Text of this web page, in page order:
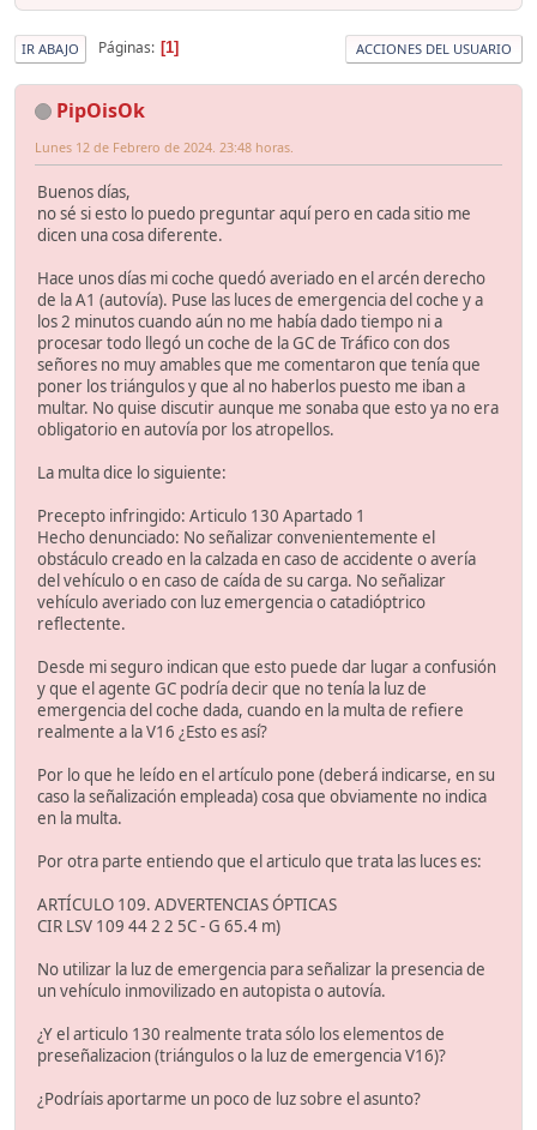
IR ABAJO Páginas 1 ACCIONES DEL USUARIO
PipOisOk
Lunes 12 de Febrero de 2024. 23:48 horas.
Buenos días,
no sé si esto lo puedo preguntar aquí pero en cada sitio me
dicen una cosa diferente.
Hace unos días mi coche quedó averiado en el arcén derecho
de la A1 (autovía). Puse las luces de emergencia del coche y a
los 2 minutos cuando aún no me había dado tiempo ni a
procesar todo llegó un coche de la GC de Tráfico con dos
señores no muy amables que me comentaron que tenía que
poner los triángulos y que al no haberlos puesto me iban a
multar. No quise discutir aunque me sonaba que esto ya no era
obligatorio en autovía por los atropellos.
La multa dice lo siguiente:
Precepto infringido: Articulo 130 Apartado 1
Hecho denunciado: No señalizar convenientemente el
obstáculo creado en la calzada en caso de accidente o avería
del vehículo o en caso de caída de su carga. No señalizar
vehículo averiado con luz emergencia o catadióptrico
reflectente.
Desde mi seguro indican que esto puede dar lugar a confusión
y que el agente GC podría decir que no tenía la luz de
emergencia del coche dada, cuando en la multa de refiere
realmente a la V16 ¿Esto es así?
Por lo que he leído en el artículo pone (deberá indicarse, en su
caso la señalización empleada) cosa que obviamente no indica
en la multa.
Por otra parte entiendo que el articulo que trata las luces es:
ARTÍCULO 109. ADVERTENCIAS ÓPTICAS
CIR LSV 109 44 2 2 5C - G 65.4 m)
No utilizar la luz de emergencia para señalizar la presencia de
un vehículo inmovilizado en autopista o autovía.
¿Y el articulo 130 realmente trata sólo los elementos de
preseñalizacion (triángulos o la luz de emergencia V16)?
¿Podríais aportarme un poco de luz sobre el asunto?